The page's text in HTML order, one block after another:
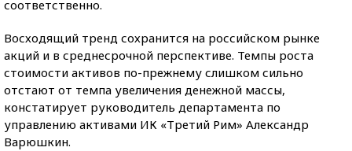
соответственно.
Восходящий тренд сохранится на российском рынке
акций и в среднесрочной перспективе. Темпы роста
стоимости активов по-прежнему слишком сильно
отстают от темпа увеличения денежной массы,
констатирует руководитель департамента по
управлению активами ИК «Третий Рим» Александр
Варюшкин.